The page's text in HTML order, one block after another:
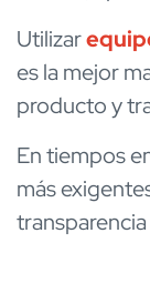
Utilizar
es la mejor
producto y
En tiempos
más